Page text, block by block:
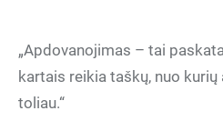
„Apdovanojimas – tai
kartais reikia taškų, nuo
toliau.“